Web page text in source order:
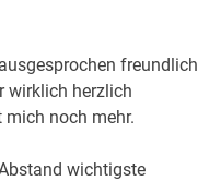
freundlich
wirklich herzlich
noch mehr.
wichtigste